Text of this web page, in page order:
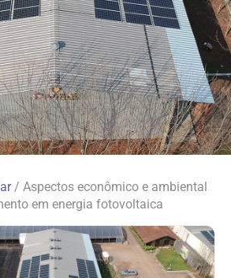
/ Aspectos econômico e ambiental
em energia fotovoltaica